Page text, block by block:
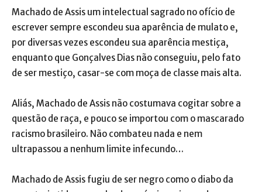
Machado de Assis um intelectual sagrado no ofício de
escrever sempre escondeu sua aparência de mulato e,
por diversas vezes escondeu sua aparência mestiça,
enquanto que Gonçalves Dias não conseguiu, pelo fato
de ser mestiço, casar-se com moça de classe mais alta.
Aliás, Machado de Assis não costumava cogitar sobre a
questão de raça, e pouco se importou com o mascarado
racismo brasileiro. Não combateu nada e nem
ultrapassou a nenhum limite infecundo…
Machado de Assis fugiu de ser negro como o diabo da